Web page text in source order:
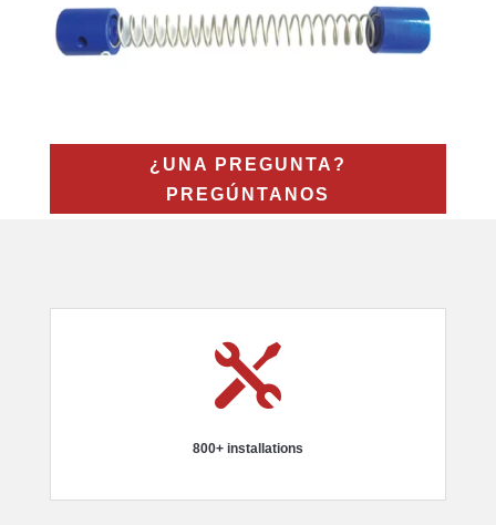
¿UNA PREGUNTA?
PREGÚNTANOS

800+ installations